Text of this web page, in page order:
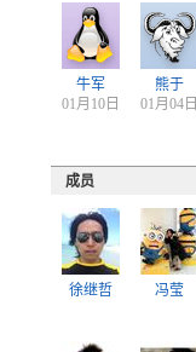
牛军
01月10日
熊于
01月04日
成员
徐继哲 冯莹